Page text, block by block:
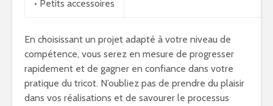
• Petits accessoires
En choisissant un projet adapté à votre niveau de
compétence, vous serez en mesure de progresser
rapidement et de gagner en confiance dans votre
pratique du tricot. N’oubliez pas de prendre du plaisir
dans vos réalisations et de savourer le processus